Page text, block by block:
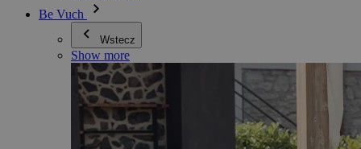
Be Vuch
Wstecz
Show more